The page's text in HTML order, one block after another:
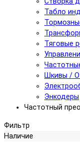
Табло
Тяговые
Шкивы /
Энкодеры
Частотный
Фильтр
Наличие